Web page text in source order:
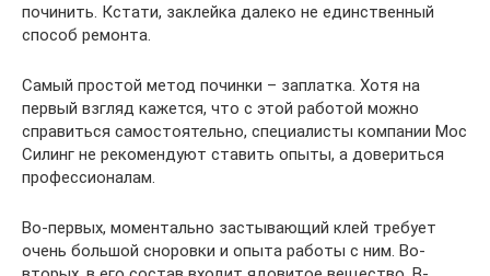
починить. Кстати, заклейка далеко не единственный
способ ремонта.
Самый простой метод починки – заплатка. Хотя на
первый взгляд кажется, что с этой работой можно
справиться самостоятельно, специалисты компании Мос
Силинг не рекомендуют ставить опыты, а довериться
профессионалам.
Во-первых, моментально застывающий клей требует
очень большой сноровки и опыта работы с ним. Во-